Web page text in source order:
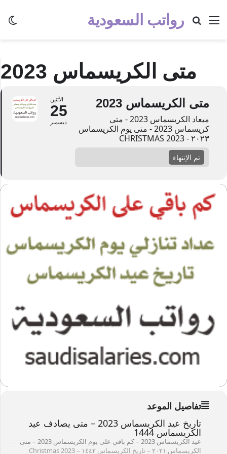
رواتب السعودية القائمة بحث عن
متى الكريسماس 2023
الأثنين
25
ديسمبر
متى الكريسماس 2023
ميعاد الكريسماس 2023 - متى
كريسماس 2023 - متى يوم الكريسماس
۲۰۲۳ - CHRISTMAS 2023
تم الإنتهاء
تفاصيل الموعد
تاريخ عيد الكريسماس 2023 – متى يصادف عيد
الكريسماس 1444
عيد الكريسماس 2023 – كم باقي على يوم
الكريسماس 2023 – متى
الكريسماس ۲۰۲۱ – تاريخ الكريسماس ۱٤٤۲ – Christmas 2023